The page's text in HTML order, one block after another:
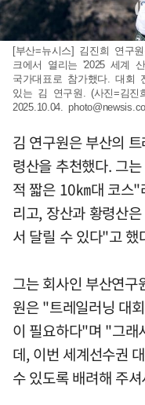
[부산=뉴시스] 김진희 연구
크에서 열리는 '2025 세계
국가대표로 참가했다. 대회
있는 김 연구원. (사진=김
2025.10.04.
김 연구원은 부산의
령산을 추천했다. 그
적 짧은 10㎞대 코스"
리고, 장산과 황령산
서 달릴 수 있다"고 했
그는 회사인 부산연구
원은 "트레일러닝 대
이 필요하다"며 "그래
데, 이번 세계선수권
수 있도록 배려해 주